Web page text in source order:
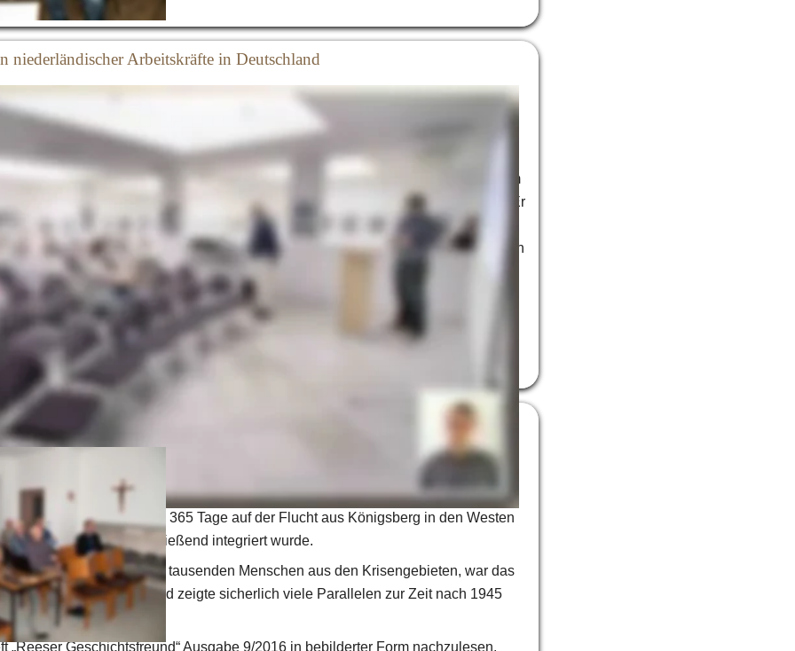
niederländischer Arbeitskräfte in Deutschland
2015, hielt auf Einladung des Reeser Geschichtsverein RESSA
Christian Kuck
Motto „Misshandelt und umworben? – Lebensbedingungen niederländischer
rheinisch-westfälischen Kriegswirtschaft des NS-Staats (1940-1945)“.
1980, reiste aus Cuxhaven an und hielt den PowerPoint-Vortrag um 19 Uhr im
Bosman Museum. Kuck ist Lehrer an den Berufsbildenden Schulen Cuxhaven. Er
Deutsch, Geschichte, Werte und Normen. Vor dieser Tätigkeit hat er in
in den Fächern Germanistik, Geschichte und Philosophie abgeschlossen
Hilfskraft für das Zentrum für Niederlande-Studien gearbeitet.
er in erster Linie die Lebensbedingungen niederländischer Arbeitskräfte in
1940 und 1945 vor. Dabei gab er auch anhand von Erlebnisberichten
im Lager Rees eine Einordnung des Lagers Groin in das Gesamtbild
in Deutschland in der Kriegsendphase.
- Ein Zeitzeuge erinnert sich
Am Mittwoch, 16. September 2015, hielt Norbert
bei RESSA im Kolpinghaus einen Vortrag. Das Thema des Vortrages
Kriegsende – Ein Zeitzeuge erinnert sich“. Behrendt erinnerte in seinem Vortrag
der mit seiner Großfamilie 365 Tage auf der Flucht aus Königsberg in den Westen
am Niederrhein anschließend integriert wurde.
in Zeiten der Flucht von tausenden Menschen aus den Krisengebieten, war das
wieder aktuell und zeigte sicherlich viele Parallelen zur Zeit nach 1945
„Reeser Geschichtsfreund“ Ausgabe 9/2016 in bebilderter Form nachzulesen.